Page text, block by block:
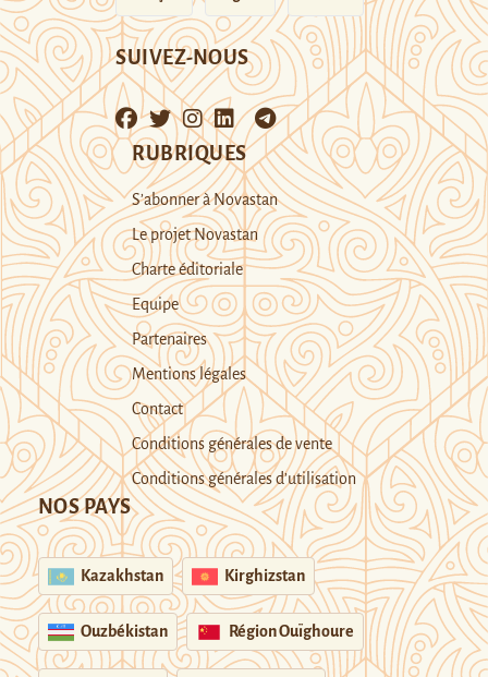
SUIVEZ-NOUS
RUBRIQUES
S’abonner à Novastan
Le projet Novastan
Charte éditoriale
Equipe
Partenaires
Mentions légales
Contact
Conditions générales de vente
Conditions générales d’utilisation
NOS PAYS
Kazakhstan Kirghizstan
Ouzbékistan Région Ouïghoure